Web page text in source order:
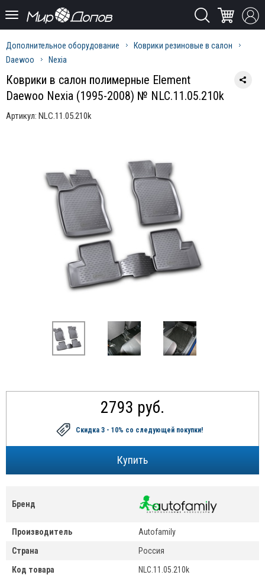
Дополнительное оборудование
Коврики резиновые в салон
Daewoo
Nexia
Коврики в салон полимерные Element
Daewoo Nexia (1995-2008) № NLC.11.05.210k
Артикул: NLC.11.05.210k
2793 руб.
Скидка 3 - 10% со следующей покупки!
Бренд
Производитель
Autofamily
Страна
Россия
Код товара
NLC.11.05.210k